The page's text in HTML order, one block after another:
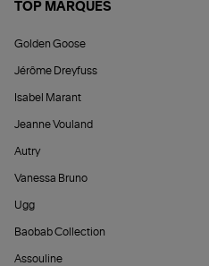
TOP MARQUES
Golden Goose
Jérôme Dreyfuss
Isabel Marant
Jeanne Vouland
Autry
Vanessa Bruno
Ugg
Baobab Collection
Assouline